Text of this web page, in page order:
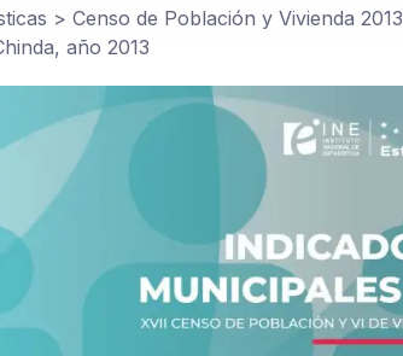
> Censo de Población y Vivienda 2013
año 2013